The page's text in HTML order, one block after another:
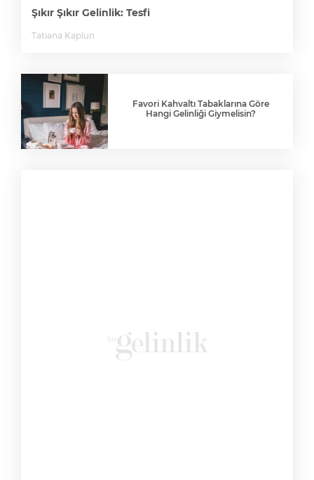
Şıkır Şıkır Gelinlik: Tesfi
Tatiana Kaplun
Favori Kahvaltı Tabaklarına Göre
Hangi Gelinliği Giymelisin?